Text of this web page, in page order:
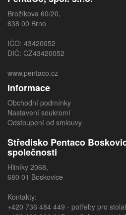
Brožíkova 60/20,
638 00 Brno
IČO: 43420052
DIČ: CZ43420052
www.pentaco.cz
Informace
Obchodní podmínky
Nastavení soukromí
Odstoupení od smlouvy
Středisko Pentaco
společnosti
Hliníky 2068,
680 01 Boskovice
Kontakty:
+420 736 484 449 - potřeby pro